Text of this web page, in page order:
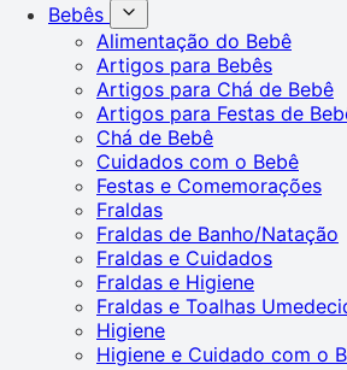
Bebês
Alimentação do Bebê
Artigos para Bebês
Artigos para Chá de Bebê
Artigos para Festas de
Chá de Bebê
Cuidados com o Bebê
Festas e Comemorações
Fraldas
Fraldas de Banho/Natação
Fraldas e Cuidados
Fraldas e Higiene
Fraldas e Toalhas
Higiene
Higiene e Cuidado com o